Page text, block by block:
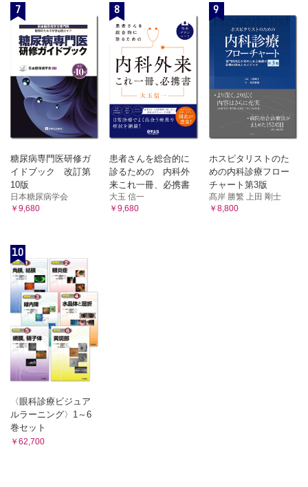
7
糖尿病専門医研修ガ
イドブック 改訂第
10版
日本糖尿病学会
￥9,680
8
患者さんを総合的に
診るための 内科外
来これ一冊、必携書
大玉 信一
￥9,680
9
ホスピタリストのた
めの内科診療フロー
チャート第3版
髙岸 勝繁 上田 剛士
￥8,800
10
〈眼科診療ビジュア
ルラーニング〉1～6
巻セット
￥62,700